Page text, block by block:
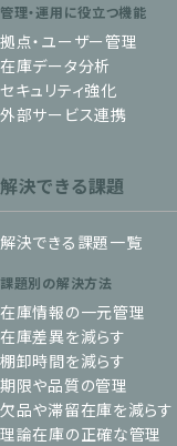
管理・運用に役立つ機能
拠点・ユーザー管理
在庫データ分析
セキュリティ強化
外部サービス連携
解決できる課題
解決できる課題一覧
課題別の解決方法
在庫情報の一元管理
在庫差異を減らす
棚卸時間を減らす
期限や品質の管理
欠品や滞留在庫を減らす
理論在庫の正確な管理